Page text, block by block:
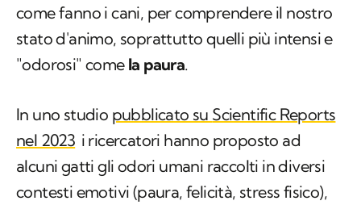
possono anche utilizzarel'olfatto, proprio
come fanno i cani, per comprendere il nostro
stato d'animo, soprattutto quelli più intensi e
In uno studiopubblicato su Scientific Reports
nel 2023i ricercatori hanno proposto ad
alcuni gatti gli odori umani raccolti in diversi